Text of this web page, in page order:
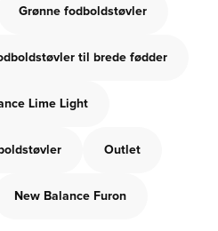
Grønne fodboldstøvler
til brede fødder
Lime Light
Outlet
New Balance Furon